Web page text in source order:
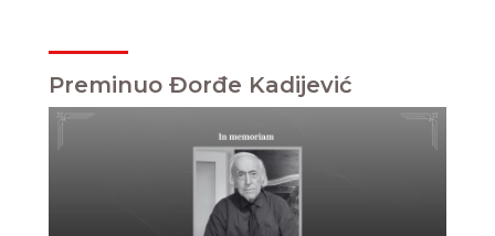
Preminuo Đorđe Kadijević